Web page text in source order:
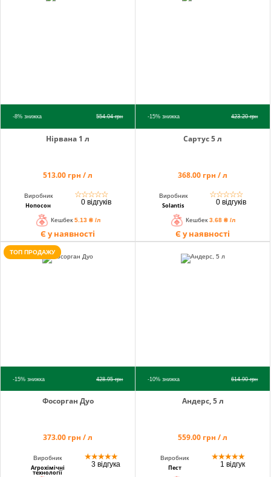
-8%знижка 554.04грн
Нірвана 1 л
513.00 грн / л
Виробник
Нопосон
☆☆☆☆☆
0 відгуків
Кешбек 5.13 ₴ /л
Є у наявності
-15%знижка 423.20грн
Сартус 5 л
368.00 грн / л
Виробник
Solantis
☆☆☆☆☆
0 відгуків
Кешбек 3.68 ₴ /л
Є у наявності
ТОП ПРОДАЖУ
-15%знижка 428.95грн
Фосорган Дуо
373.00 грн / л
Виробник
Агрохімічні
технології
★★★★★
3 відгука
-10%знижка 614.90грн
Андерс, 5 л
559.00 грн / л
Виробник
Пест
★★★★★
1 відгук